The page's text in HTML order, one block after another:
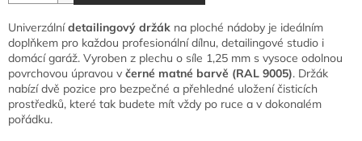
Univerzálnídetailingový držák na ploché nádoby je ideálním
doplňkem pro každou profesionální dílnu, detailingové studio i
domácí garáž. Vyroben z plechu o síle 1,25 mm s vysoce odolnou
povrchovou úpravou v černé matné barvě (RAL 9005). Držák
nabízí dvě pozice pro bezpečné a přehledné uložení čisticích
prostředků, které tak budete mít vždy po ruce a v dokonalém
pořádku.